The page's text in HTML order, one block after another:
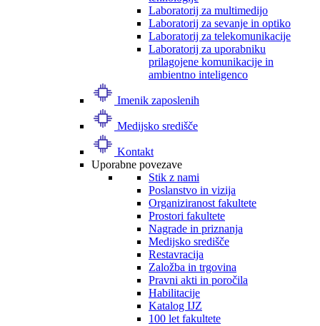
Laboratorij za multimedijo
Laboratorij za sevanje in optiko
Laboratorij za telekomunikacije
Laboratorij za uporabniku
prilagojene komunikacije in
ambientno inteligenco
Imenik zaposlenih
Medijsko središče
Kontakt
Uporabne povezave
Stik z nami
Poslanstvo in vizija
Organiziranost fakultete
Prostori fakultete
Nagrade in priznanja
Medijsko središče
Restavracija
Založba in trgovina
Pravni akti in poročila
Habilitacije
Katalog IJZ
100 let fakultete